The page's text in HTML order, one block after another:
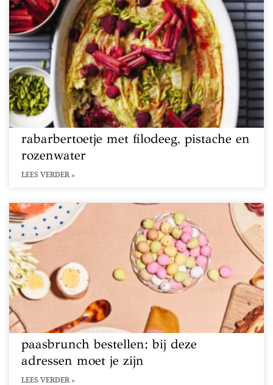
rabarbertoetje met filodeeg, pistache en
rozenwater
LEES VERDER »
paasbrunch bestellen: bij deze
adressen moet je zijn
LEES VERDER »